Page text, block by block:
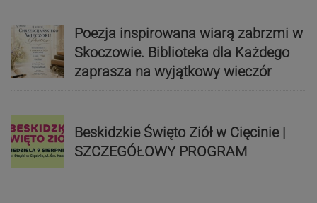
Poezja inspirowana wiarą zabrzmi w
Skoczowie. Biblioteka dla Każdego
zaprasza na wyjątkowy wieczór
Beskidzkie Święto Ziół w Cięcinie |
SZCZEGÓŁOWY PROGRAM